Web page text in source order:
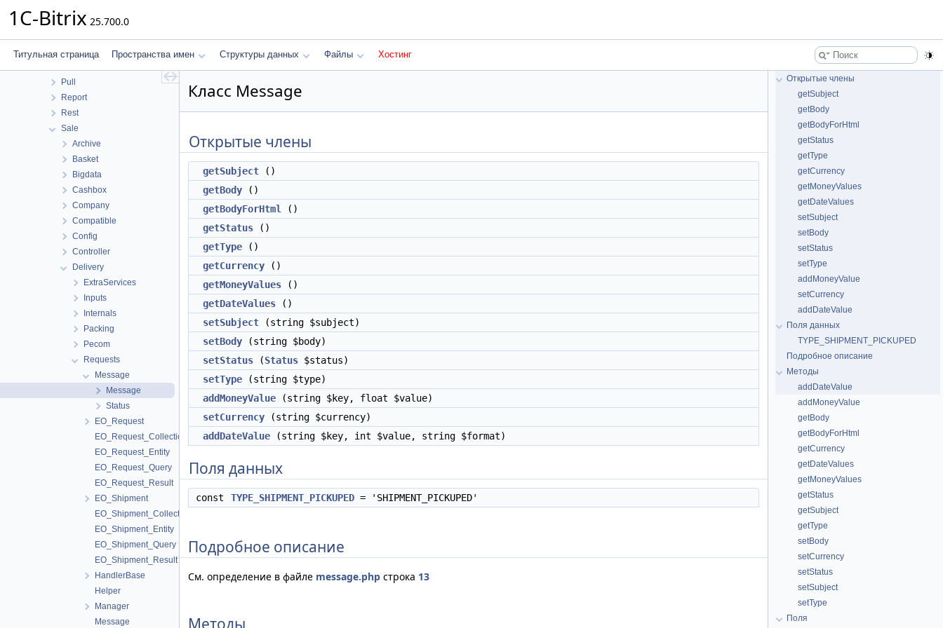
1C-Bitrix 25.700.0
Титульная страница Пространства имен Структуры данных Файлы Хостинг
Messageservice
Perfmon
Pull
Report
Rest
Sale
Archive
Basket
Bigdata
Cashbox
Company
Compatible
Config
Controller
Delivery
ExtraServices
Inputs
Internals
Packing
Pecom
Requests
Message
Message
Status
EO_Request
EO_Request_Collection
EO_Request_Entity
EO_Request_Query
EO_Request_Result
EO_Shipment
EO_Shipment_Collection
EO_Shipment_Entity
EO_Shipment_Query
EO_Shipment_Result
HandlerBase
Helper
Manager
Message
Класс Message
Открытые члены
getSubject ()
getBody ()
getBodyForHtml
()
getStatus ()
getType ()
getCurrency ()
getMoneyValues ()
getDateValues ()
setSubject (string $subject)
setBody (string $body)
setStatus (Status $status)
setType (string $type)
addMoneyValue (string $key, float $value)
setCurrency (string $currency)
addDateValue (string $key, int $value, string $format)
Поля данных
const TYPE_SHIPMENT_PICKUPED = 'SHIPMENT_PICKUPED'
Подробное описание
См. определение в файле message.php строка 13
Методы
Открытые члены
getSubject
getBody
getBodyForHtml
getStatus
getType
getCurrency
getMoneyValues
getDateValues
setSubject
setBody
setStatus
setType
addMoneyValue
setCurrency
addDateValue
Поля данных
TYPE_SHIPMENT_PICKUPED
Подробное описание
Методы
addDateValue
addMoneyValue
getBody
getBodyForHtml
getCurrency
getDateValues
getMoneyValues
getStatus
getSubject
getType
setBody
setCurrency
setStatus
setSubject
setType
Поля